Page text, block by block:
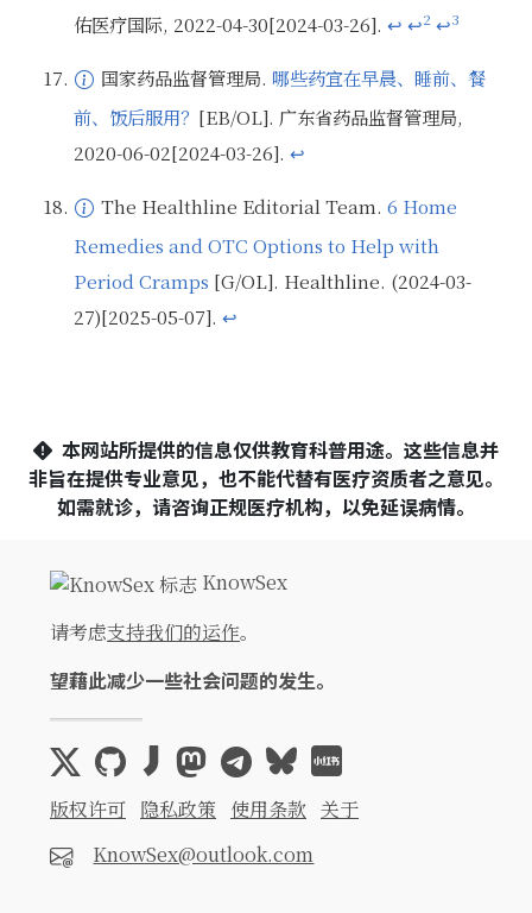
佑医疗国际, 2022-04-30[2024-03-26]. ↩ ↩2 ↩3
国家药品监督管理局. 哪些药宜在早晨、睡前、餐
前、饭后服用？ [EB/OL]. 广东省药品监督管理局,
2020-06-02[2024-03-26]. ↩
The Healthline Editorial Team. 6 Home
Remedies and OTC Options to Help with
Period Cramps [G/OL]. Healthline. (2024-03-
27)[2025-05-07]. ↩
本网站所提供的信息仅供教育科普用途。这些信息并
非旨在提供专业意见，也不能代替有医疗资质者之意见。
如需就诊，请咨询正规医疗机构，以免延误病情。
望藉此减少一些社会问题的发生。
请考虑支持我们的运作。
KnowSex
版权许可 隐私政策 使用条款 关于
KnowSex@outlook.com